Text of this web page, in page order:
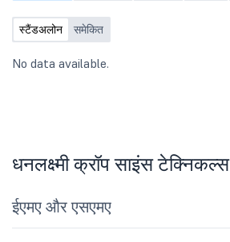
स्टैंडअलोन समेकित
No data available.
धनलक्ष्मी क्रॉप साइंस टेक्निकल्स
ईएमए और एसएमए